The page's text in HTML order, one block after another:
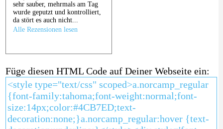
Füge diesen HTML Code auf Deiner Webseite ein: